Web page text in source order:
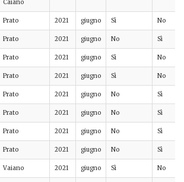
Caiano
Prato 2021 giugno Sì No
Prato 2021 giugno No Sì
Prato 2021 giugno Sì No
Prato 2021 giugno Sì No
Prato 2021 giugno No Sì
Prato 2021 giugno No Sì
Prato 2021 giugno No Sì
Prato 2021 giugno No Sì
Vaiano 2021 giugno Sì No